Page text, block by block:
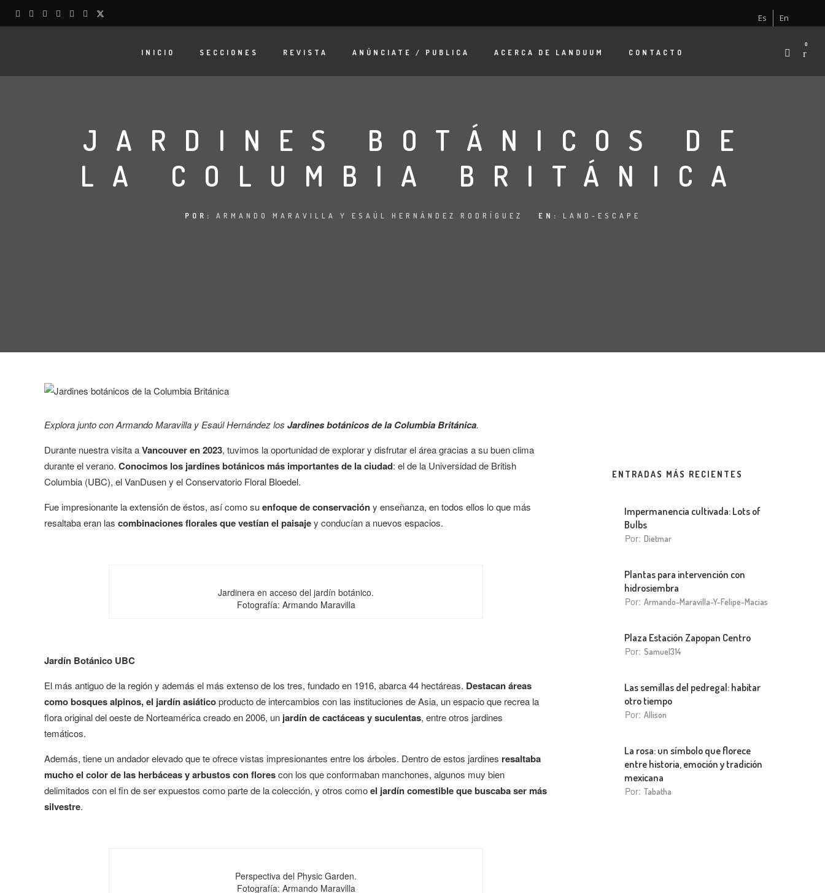
Es En
INICIO SECCIONES REVISTA ANÚNCIATE / PUBLICA ACERCA DE LANDUUM CONTACTO
0
JARDINES BOTÁNICOS DE
LA COLUMBIA BRITÁNICA
POR: ARMANDO MARAVILLA Y ESAÚL HERNÁNDEZ RODRÍGUEZ EN: LAND-ESCAPE
Explora junto con Armando Maravilla y Esaúl Hernández los Jardines botánicos de la Columbia Británica.
Durante nuestra visita aVancouver en 2023, tuvimos la oportunidad de explorar y disfrutar el área gracias a su buen clima
durante el verano. Conocimos los jardines botánicos más importantes de la ciudad: el de la Universidad de British
Columbia (UBC), el VanDusen y el Conservatorio Floral Bloedel.
Fue impresionante la extensión de éstos, así como suenfoque de conservacióny enseñanza, en todos ellos lo que más
resaltaba eran las combinaciones florales que vestían el paisajey conducían a nuevos espacios.
Jardinera en acceso del jardín botánico.
Fotografía: Armando Maravilla
Jardín Botánico UBC
El más antiguo de la región y además el más extenso de los tres, fundado en 1916, abarca 44 hectáreas. Destacan áreas
como bosques alpinos, el jardín asiáticoproducto de intercambios con las instituciones de Asia, un espacio que recrea la
flora original del oeste de Norteamérica creado en 2006, un jardín de cactáceas y suculentas, entre otros jardines
temáticos.
Además, tiene un andador elevado que te ofrece vistas impresionantes entre los árboles. Dentro de estos jardines resaltaba
mucho el color de las herbáceas y arbustos con florescon los que conformaban manchones, algunos muy bien
delimitados con el fin de ser expuestos como parte de la colección, y otros comoel jardín comestible que buscaba ser más
silvestre.
Perspectiva del Physic Garden.
Fotografía: Armando Maravilla
ENTRADAS MÁS RECIENTES
Impermanencia cultivada: Lots of
Bulbs
Por: Dietmar
Plantas para intervención con
hidrosiembra
Por: Armando-Maravilla-Y-Felipe-Macias
Plaza Estación Zapopan Centro
Por: Samuel314
Las semillas del pedregal: habitar
otro tiempo
Por: Allison
La rosa: un símbolo que florece
entre historia, emoción y tradición
mexicana
Por: Tabatha